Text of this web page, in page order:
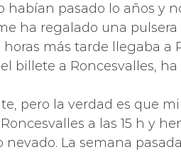
habían pasado lo años y
ha regalado una
horas más tarde llegaba
billete a Roncesvalles,
pero la verdad es que
a las 15 h y
nevado. La semana